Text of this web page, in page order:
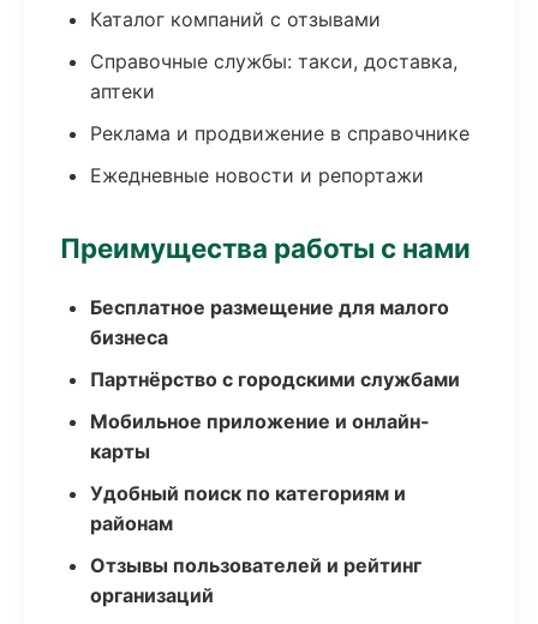
Каталог компаний с отзывами
Справочные службы: такси, доставка,
аптеки
Реклама и продвижение в справочнике
Ежедневные новости и репортажи
Преимущества работы с нами
Бесплатное размещение для малого
бизнеса
Партнёрство с городскими службами
Мобильное приложение и онлайн-
карты
Удобный поиск по категориям и
районам
Отзывы пользователей и рейтинг
организаций